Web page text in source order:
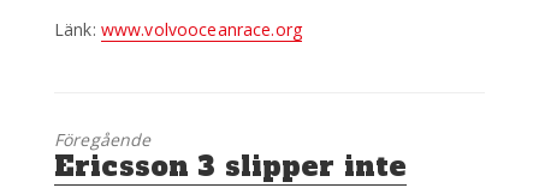
Länk: www.volvooceanrace.org
Föregående
Föregående
inlägg:
Ericsson 3 slipper inte